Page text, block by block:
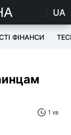
UA
ФІНАНСИ
1 хв